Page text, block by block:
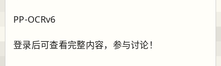
PP-OCRv6
登录后可查看完整内容，参与讨论！